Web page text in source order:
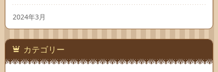
2024年3月
カテゴリー